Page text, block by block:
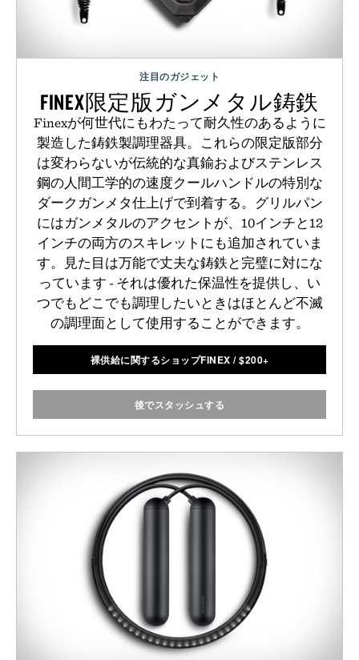
注目のガジェット
FINEX限定版ガンメタル鋳鉄
Finexが何世代にもわたって耐久性のあるように
製造した鋳鉄製調理器具。これらの限定版部分
は変わらないが伝統的な真鍮およびステンレス
鋼の人間工学的の速度クールハンドルの特別な
ダークガンメタ仕上げで到着する。グリルパン
にはガンメタルのアクセントが、10インチと12
インチの両方のスキレットにも追加されていま
す。見た目は万能で丈夫な鋳鉄と完璧に対にな
っています - それは優れた保温性を提供し、い
つでもどこでも調理したいときはほとんど不滅
の調理面として使用することができます。
裸供給に関するショップFINEX /$200+
後でスタッシュする